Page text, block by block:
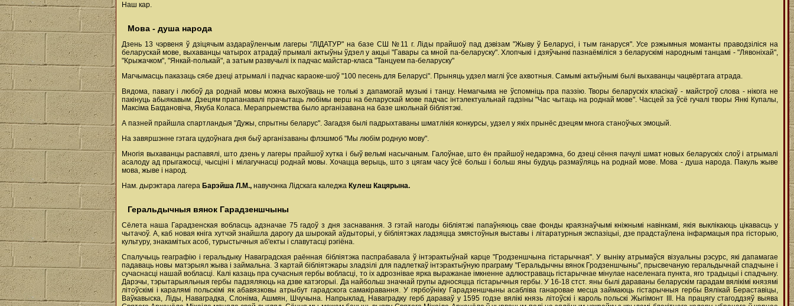
Наш кар.
Мова - душа народа
Дзень 13 чэрвеня ў дзіцячым аздараўленчым лагеры "ЛІДАТУР" на базе СШ №11 г. Ліды прайшоў пад дэвізам "Жыву ў Беларусі, і тым ганаруся". Усе рэжымныя моманты праводзіліся на
беларускай мове, выхаванцы чатырох атрадаў прымалі актыўны ўдзел у акцыі "Гавары са мной па-беларуску". Хлопчыкі і дзяўчынкі пазнаёміліся з беларускімі народнымі танцамі - "Лявоніхай",
"Крыжачком", "Янкай-полькай", а затым развучылі іх падчас майстар-класа "Танцуем па-беларуску"
Магчымасць паказаць сябе дзеці атрымалі і падчас караоке-шоў "100 песень для Беларусі". Прыняць удзел маглі ўсе ахвотныя. Самымі актыўнымі былі выхаванцы чацвёртага атрада.
Вядома, павагу і любоў да роднай мовы можна выхоўваць не толькі з дапамогай музыкі і танцу. Немагчыма не ўспомніць пра паэзію. Творы беларускіх класікаў - майстроў слова - нікога не
пакінуць абыякавым. Дзецям прапанавалі прачытаць любімы верш на беларускай мове падчас інтэлектуальнай гадзіны "Час чытаць на роднай мове". Часцей за ўсё гучалі творы Янкі Купалы,
Максіма Багдановіча, Якуба Коласа. Мерапрыемства было арганізавана на базе школьнай бібліятэкі.
А пазней прайшла спартландыя "Дужы, спрытны беларус". Загадзя былі падрыхтаваны шматлікія конкурсы, удзел у якіх прынёс дзецям многа станоўчых эмоцый.
На завяршэнне гэтага цудоўнага дня быў арганізаваны флэшмоб "Мы любім родную мову".
Многія выхаванцы распавялі, што дзень у лагеры прайшоў хутка і быў вельмі насычаным. Галоўнае, што ён прайшоў недарэмна, бо дзеці сёння пачулі шмат новых беларускіх слоў і атрымалі
асалоду ад прыгажосці, чысціні і мілагучнасці роднай мовы. Хочацца верыць, што з цягам часу ўсё больш і больш яны будуць размаўляць на роднай мове. Мова - душа народа. Пакуль жыве
мова, жыве і народ.
Нам. дырэктара лагера Барэйша Л.М., навучэнка Лідскага каледжа Кулеш Кацярына.
Геральдычныя вянок Гарадзеншчыны
Сёлета наша Гарадзенская вобласць адзначае 75 гадоў з дня заснавання. З гэтай нагоды бібліятэкі папаўняюць свае фонды краязнаўчымі кніжнымі навінкамі, якія выклікаюць цікавасць у
чытачоў. А, каб новая кніга хутчэй знайшла дарогу да шырокай аўдыторыі, у бібліятэках ладзяцца змястоўныя выставы і літаратурныя экспазіцыі, дзе прадстаўлена інфармацыя пра гісторыю,
культуру, знакамітых асоб, турыстычныя аб'екты і славутасці рэгіёна.
Спалучыць геаграфію і геральдыку Наваградская раённая бібліятэка паспрабавала ў інтэрактыўнай карце "Гродзеншчына гістарычная". У выніку атрымаўся візуальны рэсурс, які дапамагае
падаваць новы матэрыял жыва і займальна. З картай бібліятэкары зладзілі для падлеткаў інтэрактыўную праграму "Геральдычны вянок Гродзеншчыны", прысвечаную геральдычнай спадчыне і
сучаснасці нашай вобласці. Калі казаць пра сучасныя гербы вобласці, то іх адрознівае ярка выражанае імкненне адлюстраваць гістарычнае мінулае населенага пункта, яго традыцыі і спадчыну.
Дарэчы, тэрытарыяльныя гербы падзяляюць на дзве катэгорыі. Да найбольш значнай групы адносяцца гістарычныя гербы. У 16-18 стст. яны былі дараваны беларускім гарадам вялікімі князямі
літоўскімі і каралямі польскімі як абавязковы атрыбут гарадскога самакіравання. У гярбоўніку Гарадзеншчыны асабліва ганаровае месца займаюць гістарычныя гербы Вялікай Бераставіцы,
Ваўкавыска, Ліды, Наваградка, Слоніма, Ашмян, Шчучына. Напрыклад, Наваградку герб дараваў у 1595 годзе вялікі князь літоўскі і кароль польскі Жыгімонт III. На працягу стагоддзяў выява